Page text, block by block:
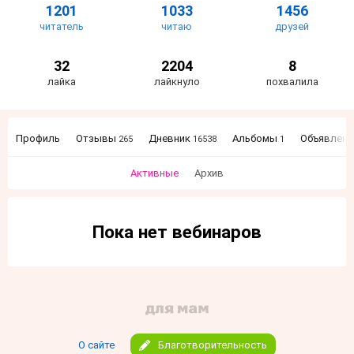
1201
читатель
1033
читаю
1456
друзей
32
лайка
2204
лайкнуло
8
похвалила
Профиль Отзывы 265 Дневник 16538 Альбомы 1
Активные Архив
Пока нет вебинаров
О сайте Благотворительность